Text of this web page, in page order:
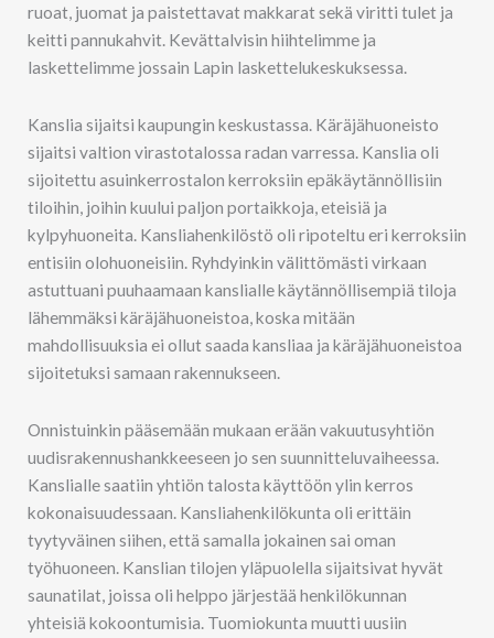
ruoat, juomat ja paistettavat makkarat sekä viritti tulet ja
keitti pannukahvit. Kevättalvisin hiihtelimme ja
laskettelimme jossain Lapin laskettelukeskuksessa.
Kanslia sijaitsi kaupungin keskustassa. Käräjähuoneisto
sijaitsi valtion virastotalossa radan varressa. Kanslia oli
sijoitettu asuinkerrostalon kerroksiin epäkäytännöllisiin
tiloihin, joihin kuului paljon portaikkoja, eteisiä ja
kylpyhuoneita. Kansliahenkilöstö oli ripoteltu eri kerroksiin
entisiin olohuoneisiin. Ryhdyinkin välittömästi virkaan
astuttuani puuhaamaan kanslialle käytännöllisempiä tiloja
lähemmäksi käräjähuoneistoa, koska mitään
mahdollisuuksia ei ollut saada kansliaa ja käräjähuoneistoa
sijoitetuksi samaan rakennukseen.
Onnistuinkin pääsemään mukaan erään vakuutusyhtiön
uudisrakennushankkeeseen jo sen suunnitteluvaiheessa.
Kanslialle saatiin yhtiön talosta käyttöön ylin kerros
kokonaisuudessaan. Kansliahenkilökunta oli erittäin
tyytyväinen siihen, että samalla jokainen sai oman
työhuoneen. Kanslian tilojen yläpuolella sijaitsivat hyvät
saunatilat, joissa oli helppo järjestää henkilökunnan
yhteisiä kokoontumisia. Tuomiokunta muutti uusiin